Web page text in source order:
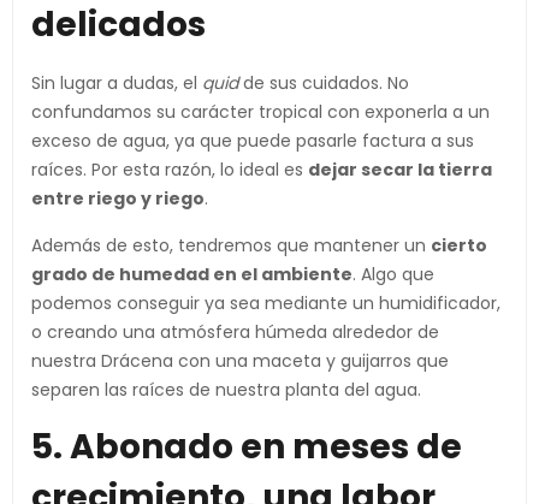
delicados
Sin lugar a dudas, el quidde sus cuidados. No
confundamos su carácter tropical con exponerla a un
exceso de agua, ya que puede pasarle factura a sus
raíces. Por esta razón, lo ideal es dejar secar la tierra
entre riego y riego.
Además de esto, tendremos que mantener un cierto
grado de humedad en el ambiente. Algo que
podemos conseguir ya sea mediante un humidificador,
o creando una atmósfera húmeda alrededor de
nuestra Drácena con una maceta y guijarros que
separen las raíces de nuestra planta del agua.
5. Abonado en meses de